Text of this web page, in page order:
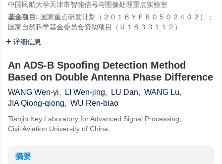
中国民航大学天津市智能信号与图像处理重点实验室
基金项目: 国家重点研发计划（２０１６ＹＦＢ０５０２４０２）；
国家自然科学基金委员会资助项目（Ｕ１８３３１１２）
详细信息
An ADS-B Spoofing Detection Method
Based on Double Antenna Phase Difference
WANG Wen-yi, LI Wen-jing, LU Dan, WANG Lu,
JIA Qiong-qiong, WU Ren-biao
Tianjin Key Laboratory for Advanced Signal Processing,
Civil Aviation University of China
摘要